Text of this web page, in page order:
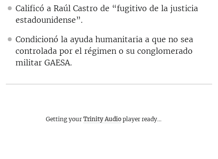
Calificó a Raúl Castro de “fugitivo de la justicia
estadounidense”.
Condicionó la ayuda humanitaria a que no sea
controlada por el régimen o su conglomerado
militar GAESA.
Getting yourTrinity Audio player ready...